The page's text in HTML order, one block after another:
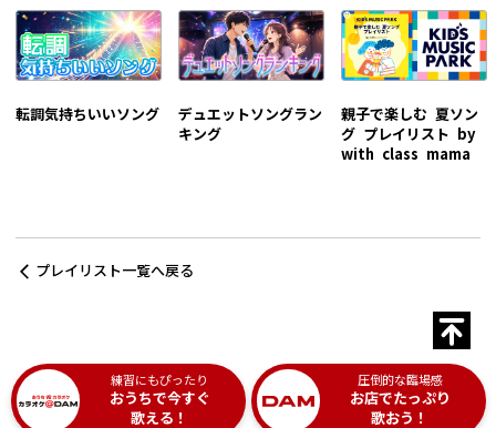
プレイリスト一覧へ戻る
転調気持ちいいソング
デュエットソングラン
キング
親子で楽しむ 夏ソン
グ プレイリスト by
with class mama
練習にもぴったり
おうちで今すぐ
歌える！
圧倒的な臨場感
お店でたっぷり
歌おう！